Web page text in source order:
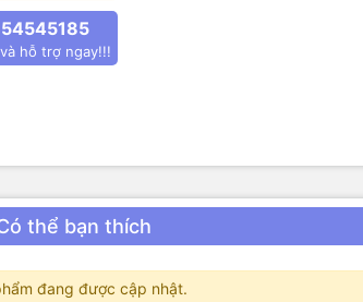
hỗ trợ ngay!!!
thể bạn thích
đang được cập nhật.